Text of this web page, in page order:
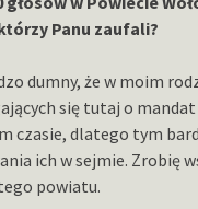
Panu zaufali?
dumny, że w moim
się tutaj o
czasie, dlatego tym
ich w sejmie. Zrobię
powiatu.